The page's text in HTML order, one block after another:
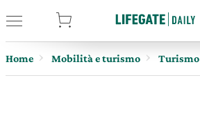
Home Mobilità e turismo Turismo